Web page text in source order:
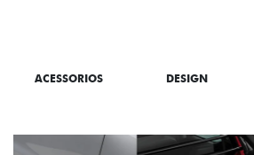
ACESSORIOS DESIGN